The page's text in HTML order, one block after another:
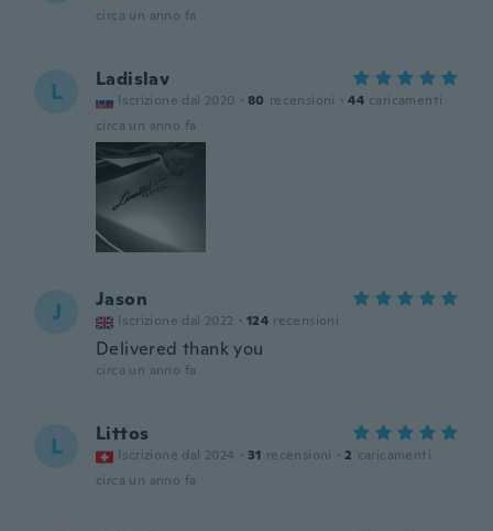
circa un anno fa
L Ladislav
Iscrizione dal 2020 · 80 recensioni · 44 caricamenti
circa un anno fa
J Jason
Iscrizione dal 2022 · 124 recensioni
Delivered thank you
circa un anno fa
L Littos
Iscrizione dal 2024 · 31 recensioni · 2 caricamenti
circa un anno fa